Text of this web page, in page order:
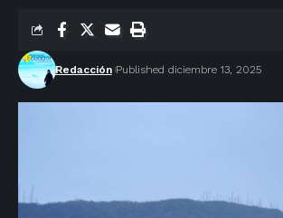
Redacción Published diciembre 13, 2025